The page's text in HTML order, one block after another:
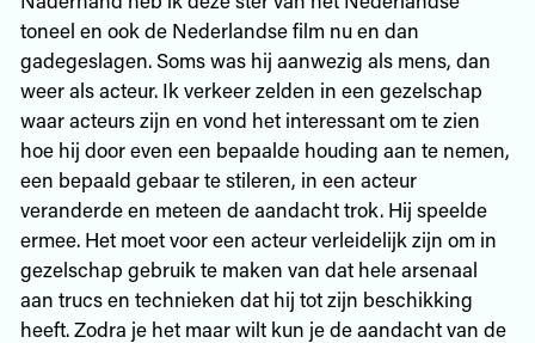
toneel en ook de Nederlandse film nu en dan
gadegeslagen. Soms was hij aanwezig als mens, dan
weer als acteur. Ik verkeer zelden in een gezelschap
waar acteurs zijn en vond het interessant om te zien
hoe hij door even een bepaalde houding aan te nemen,
een bepaald gebaar te stileren, in een acteur
veranderde en meteen de aandacht trok. Hij speelde
ermee. Het moet voor een acteur verleidelijk zijn om in
gezelschap gebruik te maken van dat hele arsenaal
aan trucs en technieken dat hij tot zijn beschikking
heeft. Zodra je het maar wilt kun je de aandacht van de